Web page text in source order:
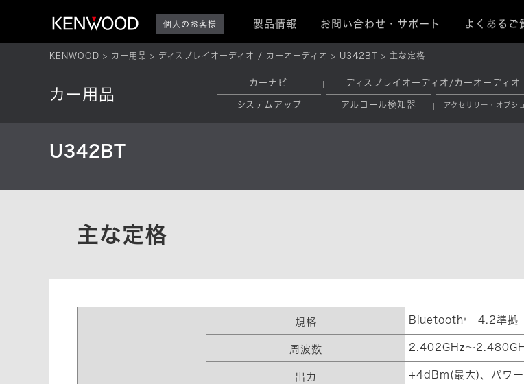
個人のお客様 製品情報 お問い合わせ・サポート よくあるご
KENWOOD カー用品 ディスプレイオーディオ / カーオーディオ U342BT 主な定格
カー用品
カーナビ ディスプレイオーディオ/カーオーディオ
システムアップ アルコール検知器 アクセサリー・オプシ
U342BT
主な定格
規格 Bluetooth® 4.2準拠
周波数 2.402GHz〜
出力 +4dBm(最大)、パワ